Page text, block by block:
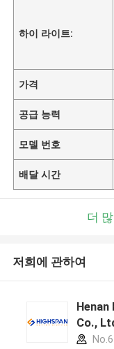
하이 라이트:
가격
공급 능력
모델 번호
배달 시간
더
저희에 관하여
Co.,